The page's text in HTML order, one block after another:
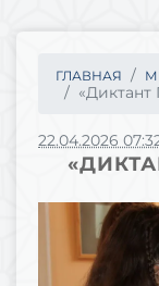
ГЛАВНАЯ
22.04.2026